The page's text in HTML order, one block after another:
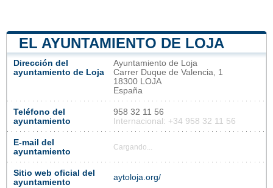
EL AYUNTAMIENTO DE LOJA
Dirección del
ayuntamiento de Loja
Ayuntamiento de Loja
Carrer Duque de Valencia, 1
18300 LOJA
España
Teléfono del
ayuntamiento
958 32 11 56
Internacional: +34 958 32 11 56
E-mail del
ayuntamiento
Cargando...
Sitio web oficial del
ayuntamiento
aytoloja.org/